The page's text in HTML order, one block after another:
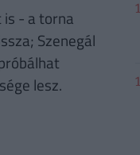
is - a torna
Szenegál
lesz.